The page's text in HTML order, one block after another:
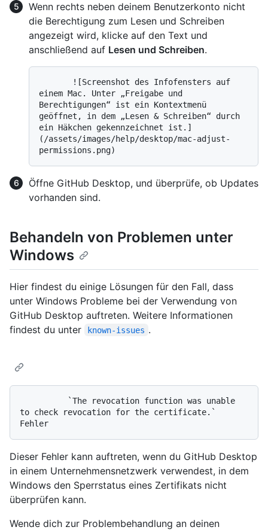
Wenn rechts neben deinem Benutzerkonto nicht
die Berechtigung zum Lesen und Schreiben
angezeigt wird, klicke auf den Text und
anschließend auf Lesen und Schreiben.
einem Mac. Unter „Freigabe und
Berechtigungen“ ist ein Kontextmenü
geöffnet, in dem „Lesen & Schreiben“ durch
ein Häkchen gekennzeichnet ist.]
(/assets/images/help/desktop/mac-adjust-
Öffne GitHub Desktop, und überprüfe, ob Updates
vorhanden sind.
Behandeln von Problemen unter
Windows
Hier findest du einige Lösungen für den Fall, dass
unter Windows Probleme bei der Verwendung von
GitHub Desktop auftreten. Weitere Informationen
findest du unter
known-issues .
to check revocation for the certificate.`
Dieser Fehler kann auftreten, wenn du GitHub Desktop
in einem Unternehmensnetzwerk verwendest, in dem
Windows den Sperrstatus eines Zertifikats nicht
überprüfen kann.
Wende dich zur Problembehandlung an deinen